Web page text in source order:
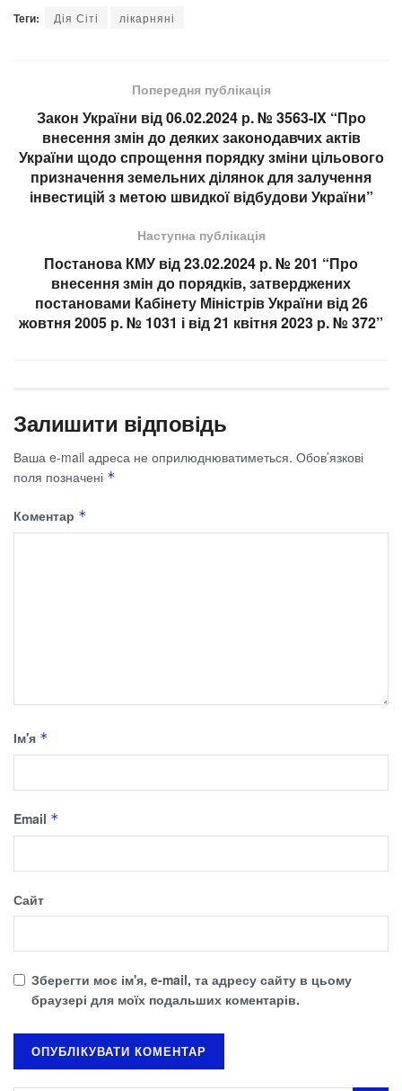
Теги: Дія Сіті лікарняні
Попередня публікація
Закон України від 06.02.2024 р. № 3563-IX “Про
внесення змін до деяких законодавчих актів
України щодо спрощення порядку зміни цільового
призначення земельних ділянок для залучення
інвестицій з метою швидкої відбудови України”
Наступна публікація
Постанова КМУ від 23.02.2024 р. № 201 “Про
внесення змін до порядків, затверджених
постановами Кабінету Міністрів України від 26
жовтня 2005 р. № 1031 і від 21 квітня 2023 р. № 372”
Залишити відповідь
Ваша e-mail адреса не оприлюднюватиметься. Обов’язкові
поля позначені *
Коментар *
Ім'я *
Email *
Сайт
Зберегти моє ім'я, e-mail, та адресу сайту в цьому
браузері для моїх подальших коментарів.